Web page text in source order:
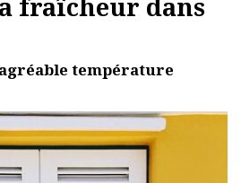
fraîcheur dans
température